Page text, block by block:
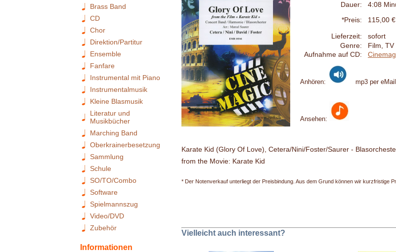
Brass Band
CD
Chor
Direktion/Partitur
Ensemble
Fanfare
Instrumental mit Piano
Instrumentalmusik
Kleine Blasmusik
Literatur und
Musikbücher
Marching Band
Oberkrainerbesetzung
Sammlung
Schule
SO/TO/Combo
Software
Spielmannszug
Video/DVD
Zubehör
Informationen
Dauer:
4:08
*Preis:
115,00 €
Lieferzeit: sofort
Genre:
Film,
Aufnahme auf CD:
Anhören: mp3 per
Ansehen:
Karate Kid (Glory Of Love), Cetera/Nini/Foster/Saurer -
from the Movie: Karate Kid
* Der Notenverkauf unterliegt der Preisbindung. Aus dem Grund können wir kurzfristige
Vielleicht auch interessant?